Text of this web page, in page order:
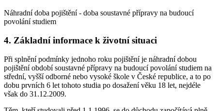
Náhradní doba pojištění - doba soustavné přípravy na budoucí
povolání studiem
4. Základní informace k životní situaci
Při splnění podmínky jednoho roku pojištění je náhradní dobou
pojištění období soustavné přípravy na budoucí povolání studiem na
střední, vyšší odborné nebo vysoké škole v České republice, a to po
dobu prvních 6 let tohoto studia po dosažení věku 18 let, nejdéle
však do 31.12.2009.